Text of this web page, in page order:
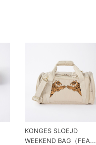
KONGES SLOEJD
WEEKEND BAG（FEA...